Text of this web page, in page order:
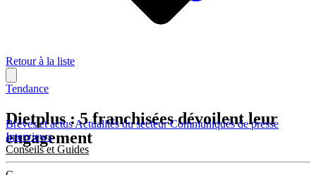
Brèves et actusActualités du secteurCommuniqués de presse
Interviews
Conseils et Guides
Retour à la liste
Tendance
Dietplus : 5 franchisées dévoilent leur
engagement